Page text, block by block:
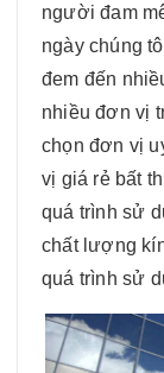
người đam
ngày chúng
đem đến
nhiều đơn vị
chọn đơn vị
vị giá rẻ bất
quá trình sử
chất lượng
quá trình sử